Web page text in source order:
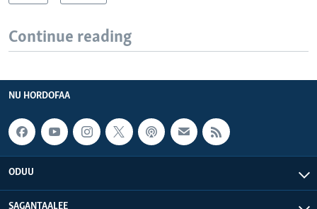
Continue reading
NU HORDOFAA
ODUU
SAGANTAALEE